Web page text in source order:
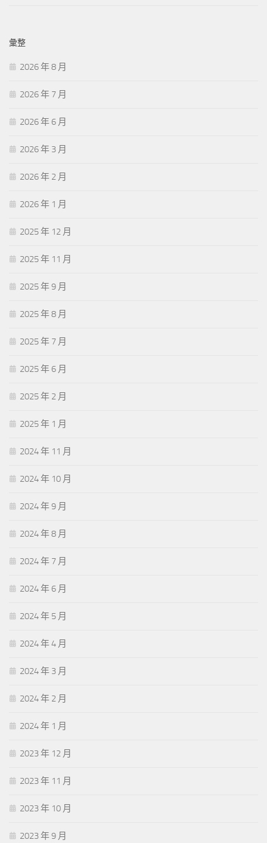
彙整
2026 年 8 月
2026 年 7 月
2026 年 6 月
2026 年 3 月
2026 年 2 月
2026 年 1 月
2025 年 12 月
2025 年 11 月
2025 年 9 月
2025 年 8 月
2025 年 7 月
2025 年 6 月
2025 年 2 月
2025 年 1 月
2024 年 11 月
2024 年 10 月
2024 年 9 月
2024 年 8 月
2024 年 7 月
2024 年 6 月
2024 年 5 月
2024 年 4 月
2024 年 3 月
2024 年 2 月
2024 年 1 月
2023 年 12 月
2023 年 11 月
2023 年 10 月
2023 年 9 月